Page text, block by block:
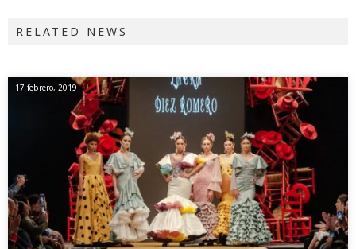
RELATED NEWS
17 febrero, 2019